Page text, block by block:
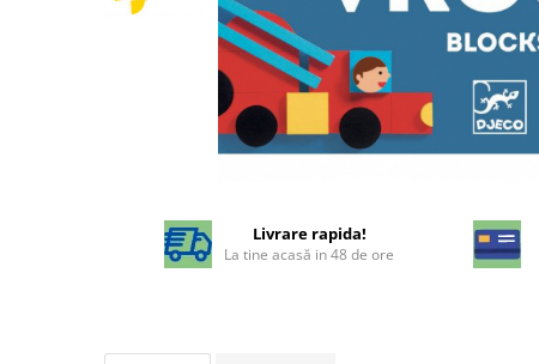
Livrare rapida!
La tine acasă in 48 de ore